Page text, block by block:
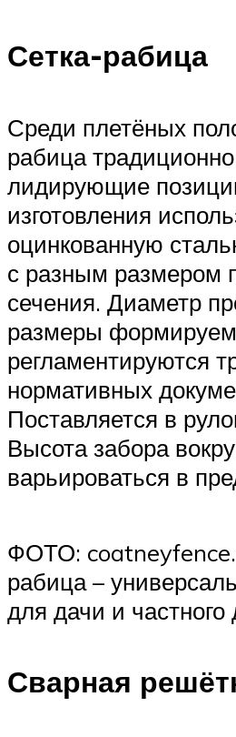
Сетка-рабица
Среди плетёных
рабица
лидирующие
изготовления
оцинкованную
с разным размером
сечения. Диаметр
размеры
регламентируются
нормативных
Поставляется в
Высота забора
варьироваться в
ФОТО:
рабица –
для дачи и частного
Сварная